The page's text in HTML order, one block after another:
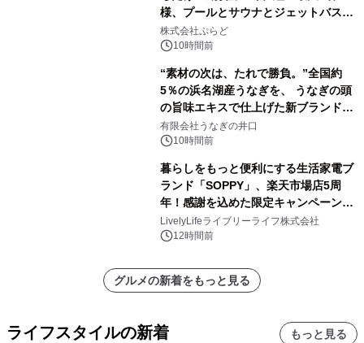
様、プールとサウナとジェットバス付
きで Villa Mon Temps AWAJIの連泊
素泊りプラン
株式会社ぷらど
10時間前
“素材の次は、たれで勝負。”全国約
5％の浜名湖産うなぎを、 うなぎの頭
の旨味エキスで仕上げた新ブランド
「井口の誉」誕生
有限会社うなぎの井口
10時間前
暮らしをもっと便利にする生活家電ブ
ランド「SOPPY」、楽天市場店5周
年！感謝を込めた限定キャンペーンを
8月10日より開催
LivelyLifeライブリーライフ株式会社
12時間前
グルメの新着をもっと見る
ライフスタイルの新着 もっと見る